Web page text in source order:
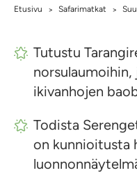
Etusivu > Safarimatkat >
Tutustu
ikivanhojen
Todista
on kunnioitusta